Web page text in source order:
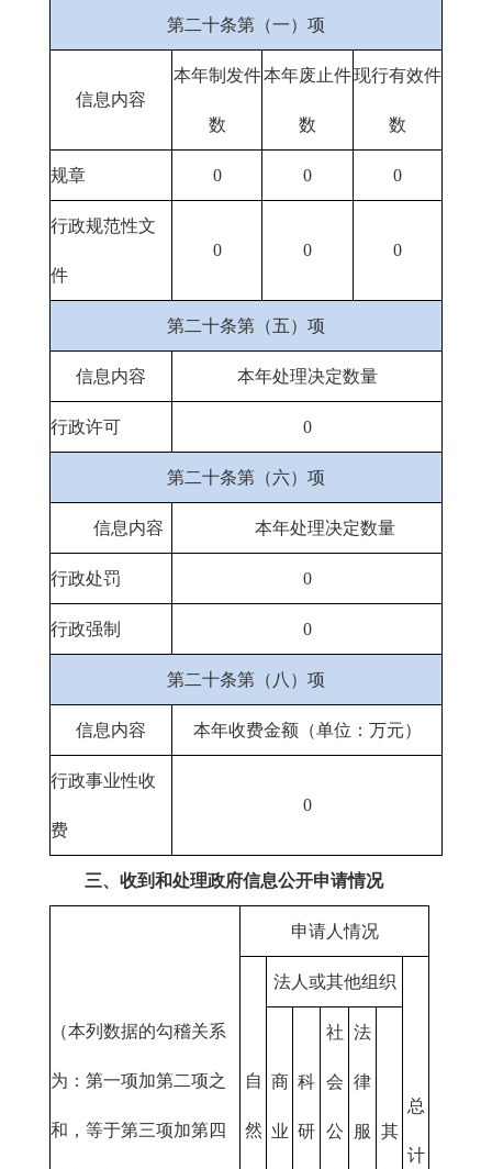
第二十条第（一）项
信息内容
本年制发件
数
本年废止件
数
现行有效件
数
规章 0 0 0
行政规范性文
件
0 0 0
第二十条第（五）项
信息内容 本年处理决定数量
行政许可 0
第二十条第（六）项
信息内容 本年处理决定数量
行政处罚 0
行政强制 0
第二十条第（八）项
信息内容 本年收费金额（单位：万元）
行政事业性收
费
0
三、收到和处理政府信息公开申请情况
（本列数据的勾稽关系
为：第一项加第二项之
和，等于第三项加第四
申请人情况
自
然
法人或其他组织
总
计
商
业
科
研
社
会
公
法
律
服 其